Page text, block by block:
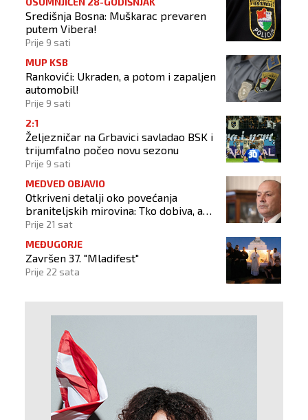
Središnja Bosna: Muškarac prevaren
putem Vibera!
Prije 9 sati
MUP KSB
Rankovići: Ukraden, a potom i zapaljen
automobil!
Prije 9 sati
2:1
Željezničar na Grbavici savladao BSK i
trijumfalno počeo novu sezonu
Prije 9 sati
MEDVED OBJAVIO
Otkriveni detalji oko povećanja
braniteljskih mirovina: Tko dobiva, a
tko ne
Prije 21 sat
MEĐUGORJE
Završen 37. "Mladifest"
Prije 22 sata